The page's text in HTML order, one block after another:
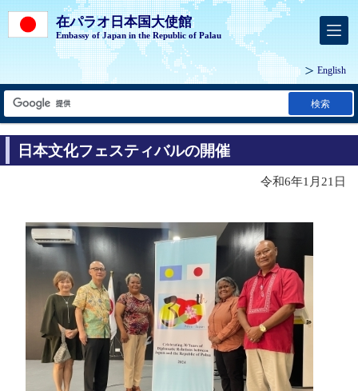
在パラオ日本国大使館
Embassy of Japan in the Republic of Palau
English
検索
日本文化フェスティバルの開催
令和6年1月21日